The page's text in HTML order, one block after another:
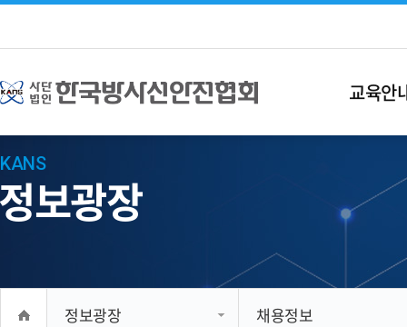
교육안
KANS
보광장
정보광장 채용정보